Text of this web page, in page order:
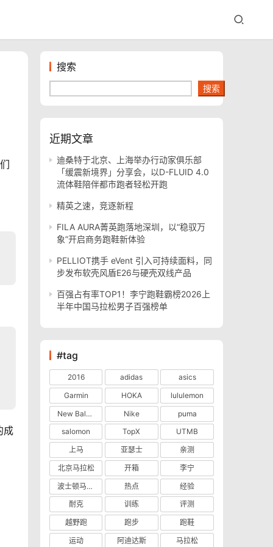
成
搜索
搜索
近期文章
迪桑特于北京、上海举办行动家俱乐部
「缓震新境界」分享会，以D-FLUID 4.0
流体鞋陪伴都市跑者轻松开跑
精英之速，竞逐新程
FILA AURA菁英跑落地深圳，以“稳驭万
象”开启商务跑鞋新体验
PELLIOT携手 eVent 引入可持续面料，同
步发布软壳风盾E26与硬壳双线产品
百强占有率TOP1！李宁跑鞋霸榜2026上
半年中国马拉松男子百强榜单
#tag
2016 adidas
asics
Garmin
HOKA
lululemon
New Balance
Nike
puma
salomon
TopX
UTMB
上马
亚瑟士
亲测
北京马拉松
开箱
李宁
波士顿马拉松
热点
经验
耐克
训练
评测
越野跑
跑步
跑鞋
运动
阿迪达斯 马拉松